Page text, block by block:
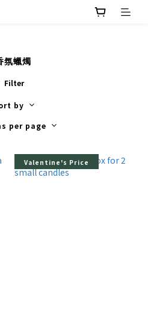
氛蠟燭
Filter
by
per page
Valentine's Price